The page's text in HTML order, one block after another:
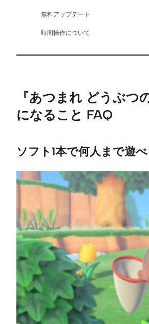
無料アップデート
時間操作について
『あつまれ どうぶつ
になること FAQ
ソフト1本で何人まで遊べ